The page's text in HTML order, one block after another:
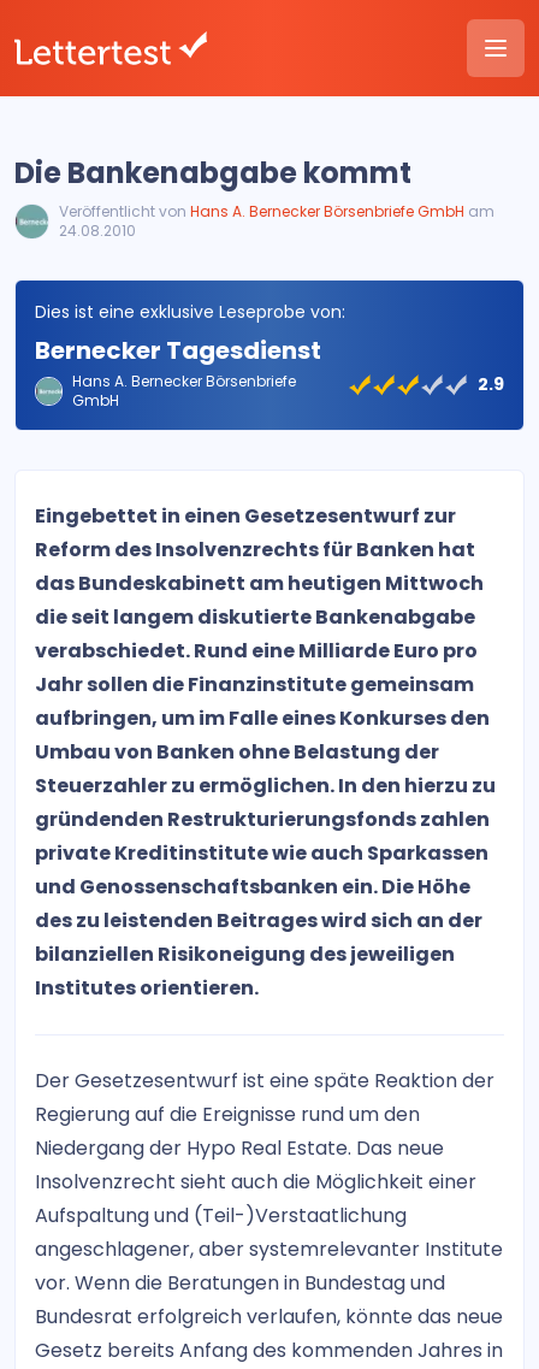
Die Bankenabgabe kommt
Veröffentlicht vonHans A. Bernecker Börsenbriefe GmbH am
24.08.2010
Dies ist eine exklusive Leseprobe von:
Bernecker Tagesdienst
Hans A. Bernecker Börsenbriefe
GmbH
2.9
Eingebettet in einen Gesetzesentwurf zur
Reform des Insolvenzrechts für Banken hat
das Bundeskabinett am heutigen Mittwoch
die seit langem diskutierte Bankenabgabe
verabschiedet. Rund eine Milliarde Euro pro
Jahr sollen die Finanzinstitute gemeinsam
aufbringen, um im Falle eines Konkurses den
Umbau von Banken ohne Belastung der
Steuerzahler zu ermöglichen. In den hierzu zu
gründenden Restrukturierungsfonds zahlen
private Kreditinstitute wie auch Sparkassen
und Genossenschaftsbanken ein. Die Höhe
des zu leistenden Beitrages wird sich an der
bilanziellen Risikoneigung des jeweiligen
Institutes orientieren.
Der Gesetzesentwurf ist eine späte Reaktion der
Regierung auf die Ereignisse rund um den
Niedergang der Hypo Real Estate. Das neue
Insolvenzrecht sieht auch die Möglichkeit einer
Aufspaltung und (Teil-)Verstaatlichung
angeschlagener, aber systemrelevanter Institute
vor. Wenn die Beratungen in Bundestag und
Bundesrat erfolgreich verlaufen, könnte das neue
Gesetz bereits Anfang des kommenden Jahres in